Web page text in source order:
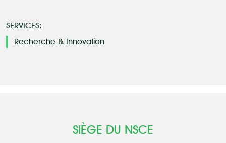
SERVICES
Recherche & Innovation
SIÈGE DU NSCE